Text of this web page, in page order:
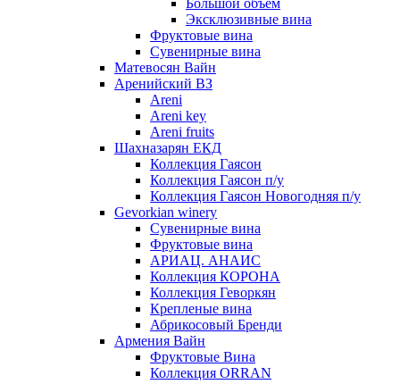
Большой объем
Эксклюзивные вина
Фруктовые вина
Cувенирные вина
Матевосян Вайн
Аренийский ВЗ
Areni
Areni key
Areni fruits
Шахназарян ЕКД
Коллекция Гаясон
Коллекция Гаясон п/у
Коллекция Гаясон Новогодняя п/у
Gevorkian winery
Сувенирные вина
Фруктовые вина
АРИАЦ. АНАИС
Коллекция КОРОНА
Коллекция Геворкян
Крепленые вина
Абрикосовый Бренди
Армения Вайн
Фруктовые Вина
Коллекция ORRAN